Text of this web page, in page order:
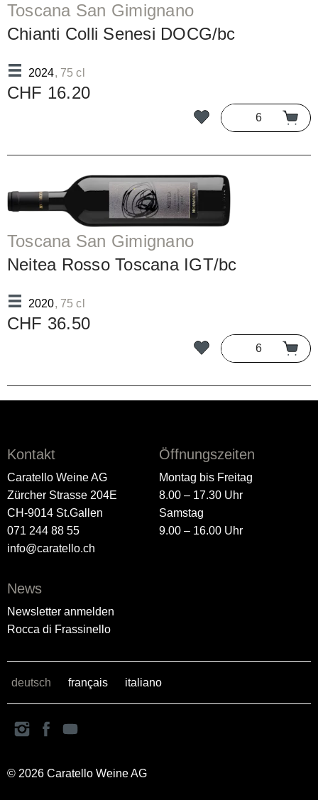
Toscana San Gimignano
Chianti Colli Senesi DOCG/bc
2024, 75 cl
CHF 16.20
Toscana San Gimignano
Neitea Rosso Toscana IGT/bc
2020, 75 cl
CHF 36.50
Kontakt
Caratello Weine AG
Zürcher Strasse 204E
CH-9014 St.Gallen
071 244 88 55
info@caratello.ch
Öffnungszeiten
Montag bis Freitag
8.00 – 17.30 Uhr
Samstag
9.00 – 16.00 Uhr
News
Newsletter anmelden
Rocca di Frassinello
deutsch français italiano
© 2026 Caratello Weine AG